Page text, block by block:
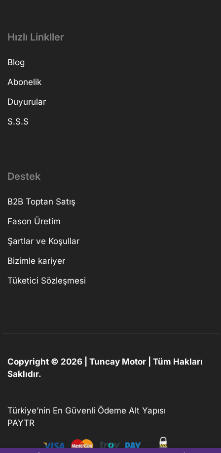
Hızlı Linkller
Blog
Abonelik
Duyurular
S.S.S
Destek
B2B Toptan Satış
Fason Üretim
Şartlar ve Koşullar
Bizimle kariyer
Tüketici Sözleşmesi
Copyright © 2026 | Tuncay Motor | Tüm Hakları
Saklıdır.
Türkiye’nin En Güvenli Ödeme Alt Yapısı
PAYTR